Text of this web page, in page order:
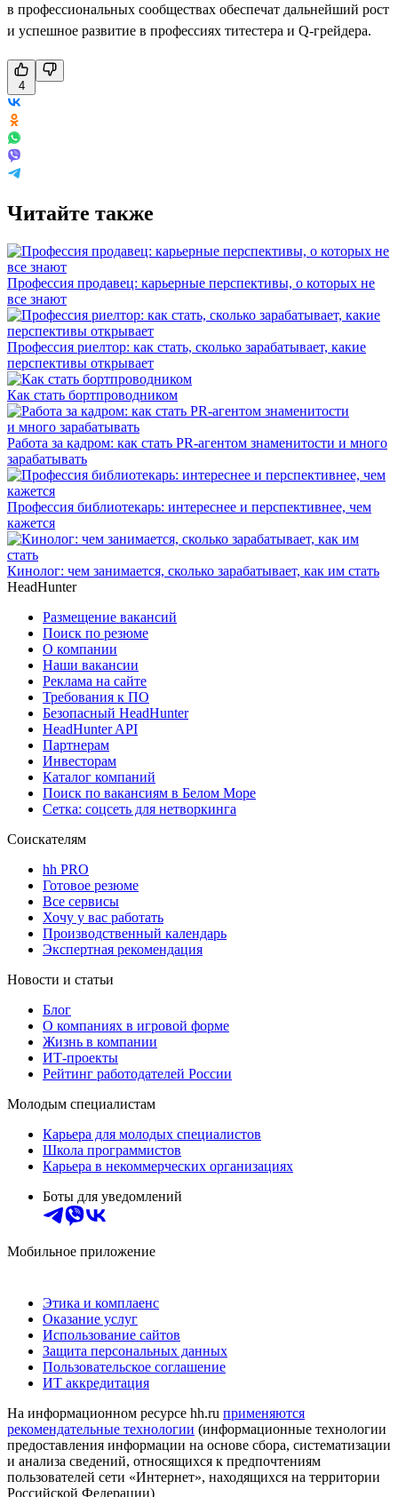
в профессиональных сообществах обеспечат дальнейший рост
и успешное развитие в профессиях титестера и Q-грейдера.
4
Читайте также
Профессия продавец: карьерные перспективы, о которых не
все знают
Профессия риелтор: как стать, сколько зарабатывает, какие
перспективы открывает
Как стать бортпроводником
Работа за кадром: как стать PR-агентом знаменитости и много
зарабатывать
Профессия библиотекарь: интереснее и перспективнее, чем
кажется
Кинолог: чем занимается, сколько зарабатывает, как им стать
HeadHunter
Размещение вакансий
Поиск по резюме
О компании
Наши вакансии
Реклама на сайте
Требования к ПО
Безопасный HeadHunter
HeadHunter API
Партнерам
Инвесторам
Каталог компаний
Поиск по вакансиям в Белом Море
Сетка: соцсеть для нетворкинга
Соискателям
hh PRO
Готовое резюме
Все сервисы
Хочу у вас работать
Производственный календарь
Экспертная рекомендация
Новости и статьи
Блог
О компаниях в игровой форме
Жизнь в компании
ИТ-проекты
Рейтинг работодателей России
Молодым специалистам
Карьера для молодых специалистов
Школа программистов
Карьера в некоммерческих организациях
Боты для уведомлений
Мобильное приложение
Этика и комплаенс
Оказание услуг
Использование сайтов
Защита персональных данных
Пользовательское соглашение
ИТ аккредитация
На информационном ресурсе hh.ru применяются
рекомендательные технологии (информационные технологии
предоставления информации на основе сбора, систематизации
и анализа сведений, относящихся к предпочтениям
пользователей сети «Интернет», находящихся на территории
Российской Федерации)